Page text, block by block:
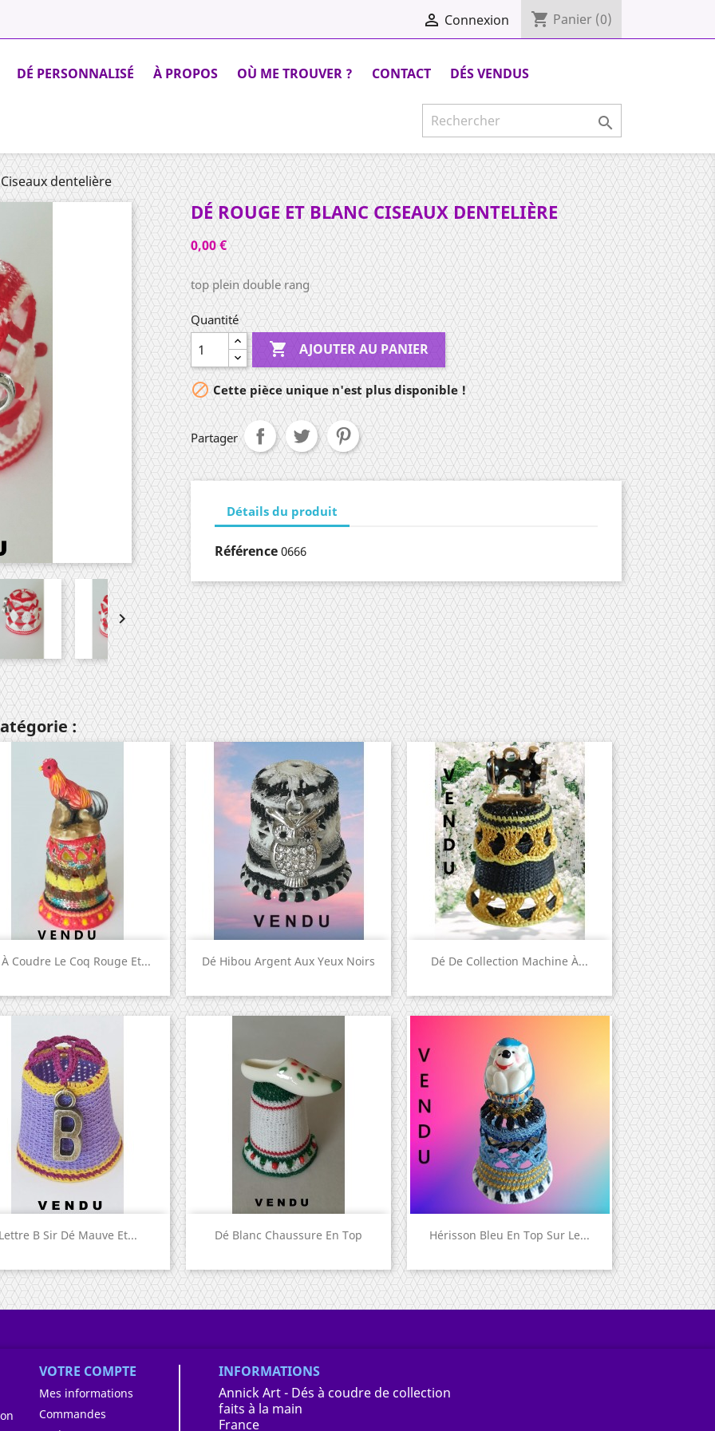
 Connexion shopping_cart Panier (0)
DÉ PERSONNALISÉ À PROPOS OÙ ME TROUVER ? CONTACT DÉS VENDUS

dentelière

DÉ ROUGE ET BLANC CISEAUX DENTELIÈRE
0,00 €
top plein double rang
Quantité
 AJOUTER AU PANIER
Cette pièce unique n'est plus disponible !
Partager
Détails du produit
Référence 0666
:
Coudre Le Coq Rouge Et...
Aperçu rapide Dé Hibou Argent Aux Yeux Noirs
 Aperçu rapide Dé De Collection Machine À...
Aperçu rapide
B Sir Dé Mauve Et...
 Aperçu rapide Dé Blanc Chaussure En Top
Aperçu rapide Hérisson Bleu En Top Sur Le...
Aperçu rapide
VOTRE COMPTE
Mes informations
Commandes
INFORMATIONS
Annick Art - Dés à coudre de collection
faits à la main
France